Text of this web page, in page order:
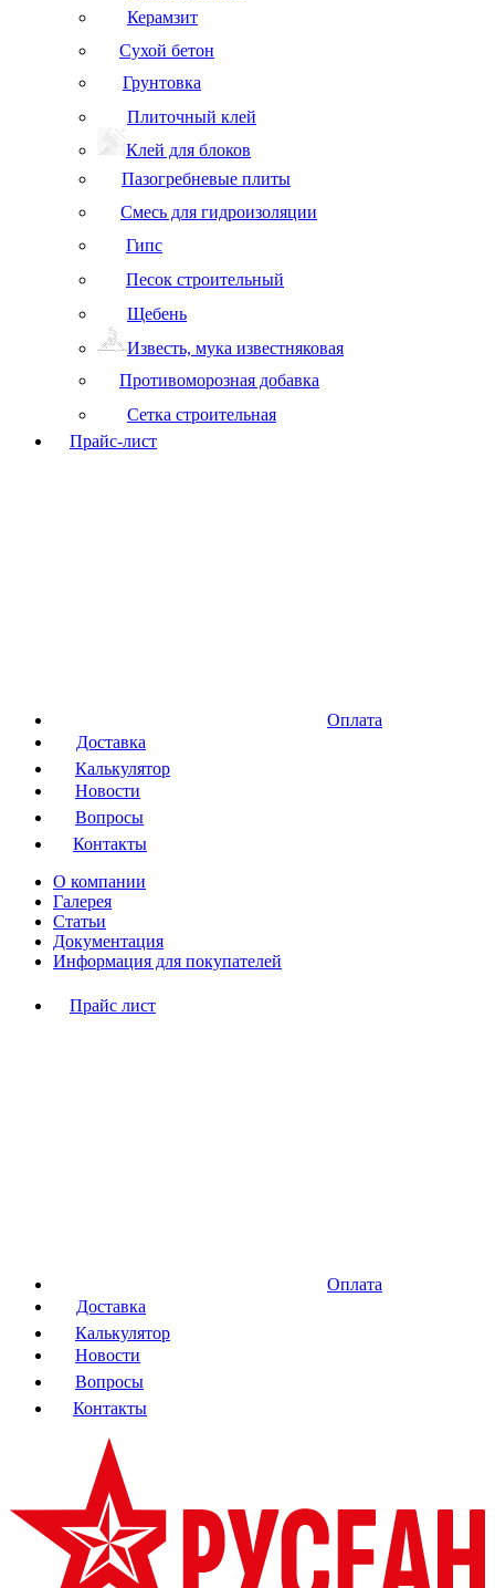
Керамзит
Сухой бетон
Грунтовка
Плиточный клей
Клей для блоков
Пазогребневые плиты
Смесь для гидроизоляции
Гипс
Песок строительный
Щебень
Известь, мука известняковая
Противоморозная добавка
Сетка строительная
Прайс-лист
Оплата
Доставка
Калькулятор
Новости
Вопросы
Контакты
О компании
Галерея
Статьи
Документация
Информация для покупателей
Прайс лист
Оплата
Доставка
Калькулятор
Новости
Вопросы
Контакты